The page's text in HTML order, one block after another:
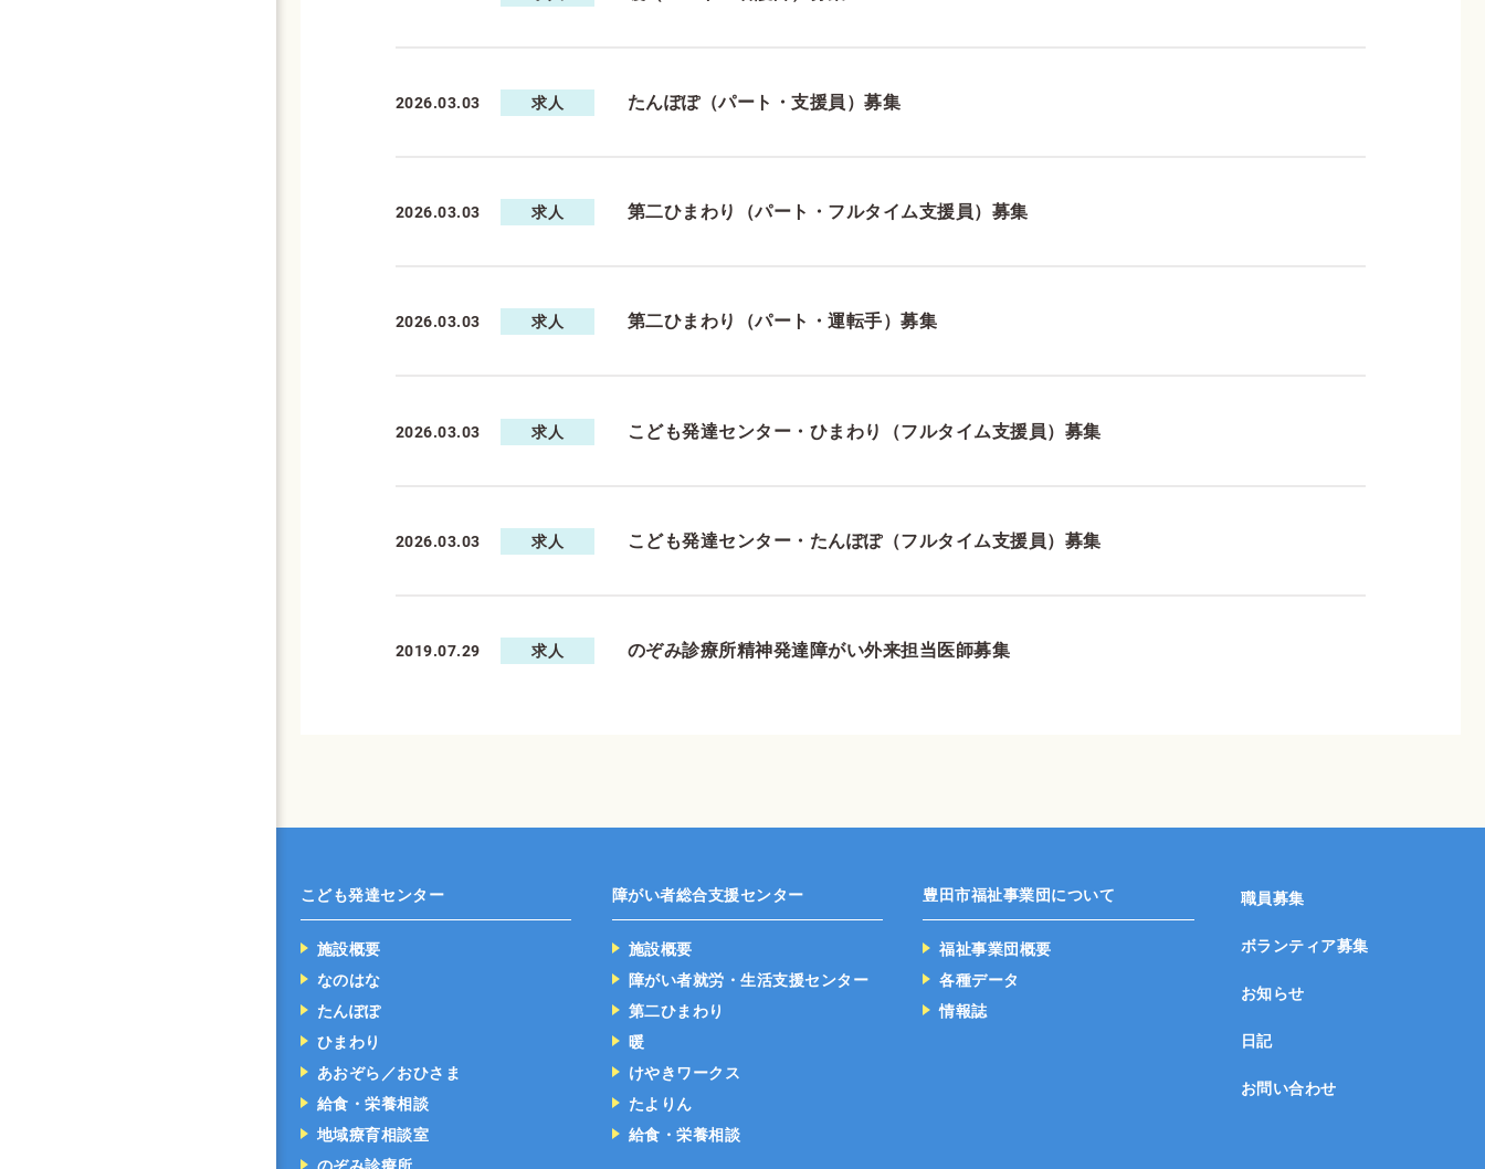
2026.03.03 求人 たんぽぽ（パート・支援員）募集
2026.03.03 求人 第二ひまわり（パート・フルタイム支援員）募集
2026.03.03 求人 第二ひまわり（パート・運転手）募集
2026.03.03 求人 こども発達センター・ひまわり（フルタイム支援員）募集
2026.03.03 求人 こども発達センター・たんぽぽ（フルタイム支援員）募集
2019.07.29 求人 のぞみ診療所精神発達障がい外来担当医師募集
こども発達センター
施設概要
なのはな
たんぽぽ
ひまわり
あおぞら／おひさま
給食・栄養相談
地域療育相談室
障がい者総合支援センター
施設概要
障がい者就労・生活支援センター
第二ひまわり
暖
けやきワークス
たよりん
給食・栄養相談
豊田市福祉事業団について
福祉事業団概要
各種データ
情報誌
職員募集
ボランティア募集
お知らせ
日記
お問い合わせ